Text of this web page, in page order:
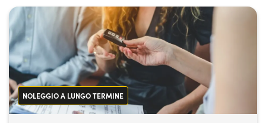
NOLEGGIO A LUNGO TERMINE